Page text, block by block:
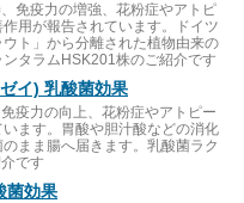
免疫力の増強、花粉症やアトピ
用が報告されています。ドイツ
ト」から分離された植物由来の
タラムHSK201株のご紹介です
イ) 乳酸菌効果
疫力の向上、花粉症やアトピー
ます。胃酸や胆汁酸などの消化
まま腸へ届きます。乳酸菌ラク
です
菌効果